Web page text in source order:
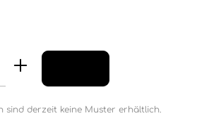
sind derzeit keine Muster erhältlich.